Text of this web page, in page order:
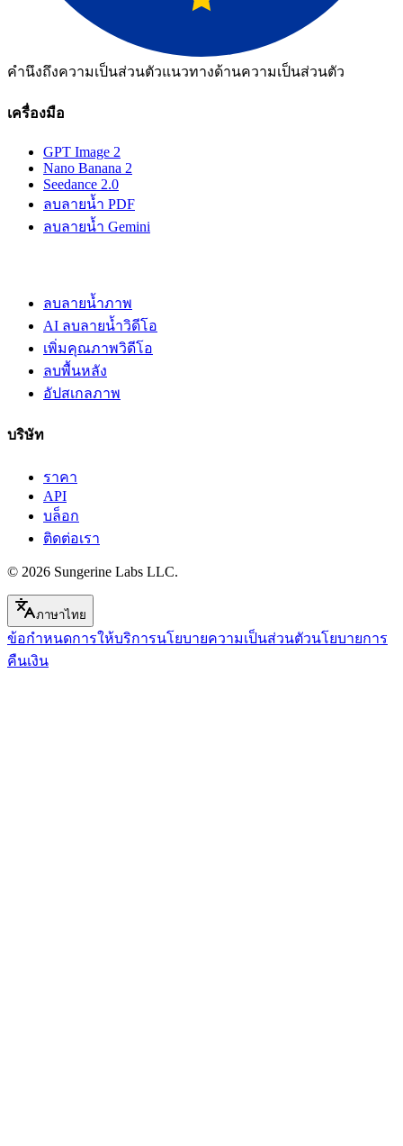
คำนึงถึงความเป็นส่วนตัวแนวทางด้านความเป็นส่วนตัว
เครื่องมือ
GPT Image 2
Nano Banana 2
Seedance 2.0
ลบลายน้ำ PDF
ลบลายน้ำ Gemini
ลบลายน้ำภาพ
AI ลบลายน้ำวิดีโอ
เพิ่มคุณภาพวิดีโอ
ลบพื้นหลัง
อัปสเกลภาพ
บริษัท
ราคา
API
บล็อก
ติดต่อเรา
© 2026 Sungerine Labs LLC.
ภาษาไทย
ข้อกำหนดการให้บริการนโยบายความเป็นส่วนตัวนโยบายการ
คืนเงิน